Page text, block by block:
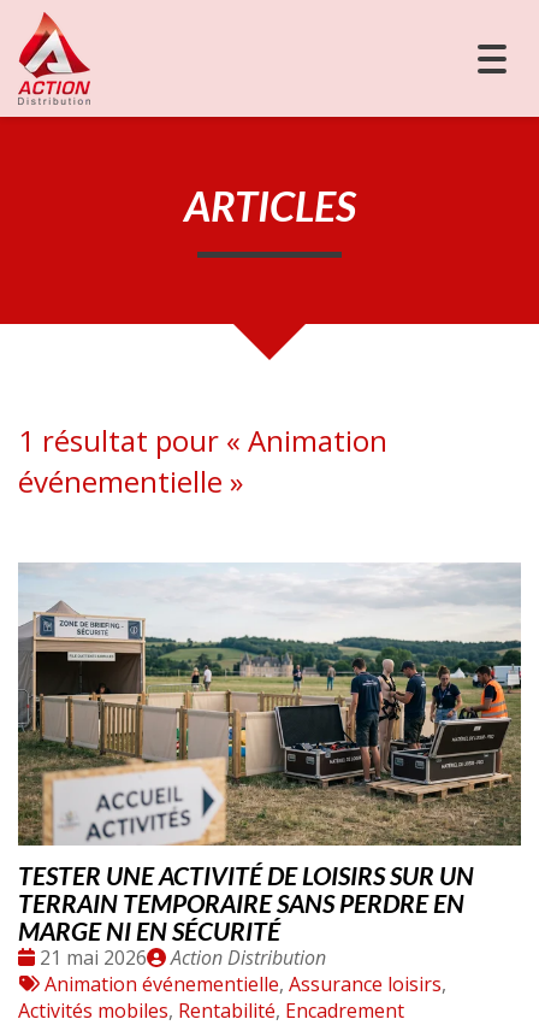
ARTICLES
1 résultat pour « Animation
événementielle »
TESTER UNE ACTIVITÉ DE LOISIRS SUR UN
TERRAIN TEMPORAIRE SANS PERDRE EN
MARGE NI EN SÉCURITÉ
Date
:
21 mai 2026
Publié
par
Action Distribution
Tags
:
Animation événementielle, Assurance loisirs,
Activités mobiles, Rentabilité, Encadrement